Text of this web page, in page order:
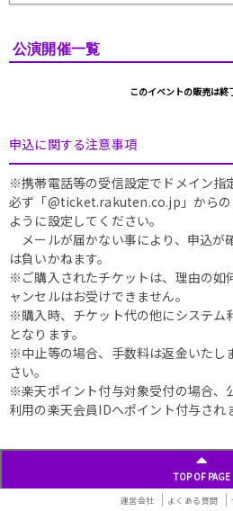
公演開催一覧
このイベントの販売は終
申込に関する注意事項
※携帯電話等の受信設定でドメイン指
必ず「@ticket.rakuten.co.jp」からの
ように設定してください。
メールが届かない事により、申込が
は負いかねます。
※ご購入されたチケットは、理由の如
ャンセルはお受けできません。
※購入時、チケット代の他にシステム
となります。
※中止等の場合、手数料は返金いたし
さい。
※楽天ポイント付与対象受付の場合、
利用の楽天会員IDへポイント付与され
TOP OF PAGE
運営会社 よくある質問